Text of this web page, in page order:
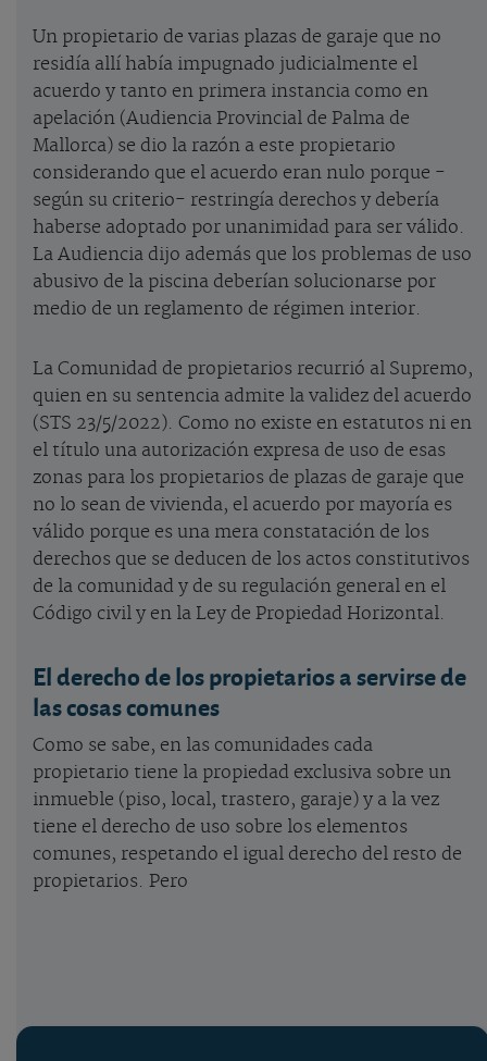
Un propietario de varias plazas de garaje que no
residía allí había impugnado judicialmente el
acuerdo y tanto en primera instancia como en
apelación (Audiencia Provincial de Palma de
Mallorca) se dio la razón a este propietario
considerando que el acuerdo eran nulo porque -
según su criterio- restringía derechos y debería
haberse adoptado por unanimidad para ser válido.
La Audiencia dijo además que los problemas de uso
abusivo de la piscina deberían solucionarse por
medio de un reglamento de régimen interior.
La Comunidad de propietarios recurrió al Supremo,
quien en su sentencia admite la validez del acuerdo
(STS 23/5/2022). Como no existe en estatutos ni en
el título una autorización expresa de uso de esas
zonas para los propietarios de plazas de garaje que
no lo sean de vivienda, el acuerdo por mayoría es
válido porque es una mera constatación de los
derechos que se deducen de los actos constitutivos
de la comunidad y de su regulación general en el
Código civil y en la Ley de Propiedad Horizontal.
El derecho de los propietarios a servirse de
las cosas comunes
Como se sabe, en las comunidades cada
propietario tiene la propiedad exclusiva sobre un
inmueble (piso, local, trastero, garaje) y a la vez
tiene el derecho de uso sobre los elementos
comunes, respetando el igual derecho del resto de
propietarios. Pero